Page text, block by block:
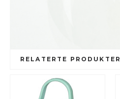
RELATERTE PRODUKTER